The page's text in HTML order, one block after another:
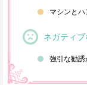
マシンと
ネガティブ
強引な勧誘